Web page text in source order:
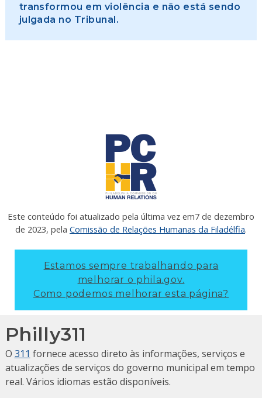
transformou em violência e não está sendo
julgada no Tribunal.
Este conteúdo foi atualizado pela última vez em7 de dezembro
de 2023, pela Comissão de Relações Humanas da Filadélfia.
Estamos sempre trabalhando para
melhorar o phila.gov.
Como podemos melhorar esta página?
Philly311
O 311 fornece acesso direto às informações, serviços e
atualizações de serviços do governo municipal em tempo
real. Vários idiomas estão disponíveis.